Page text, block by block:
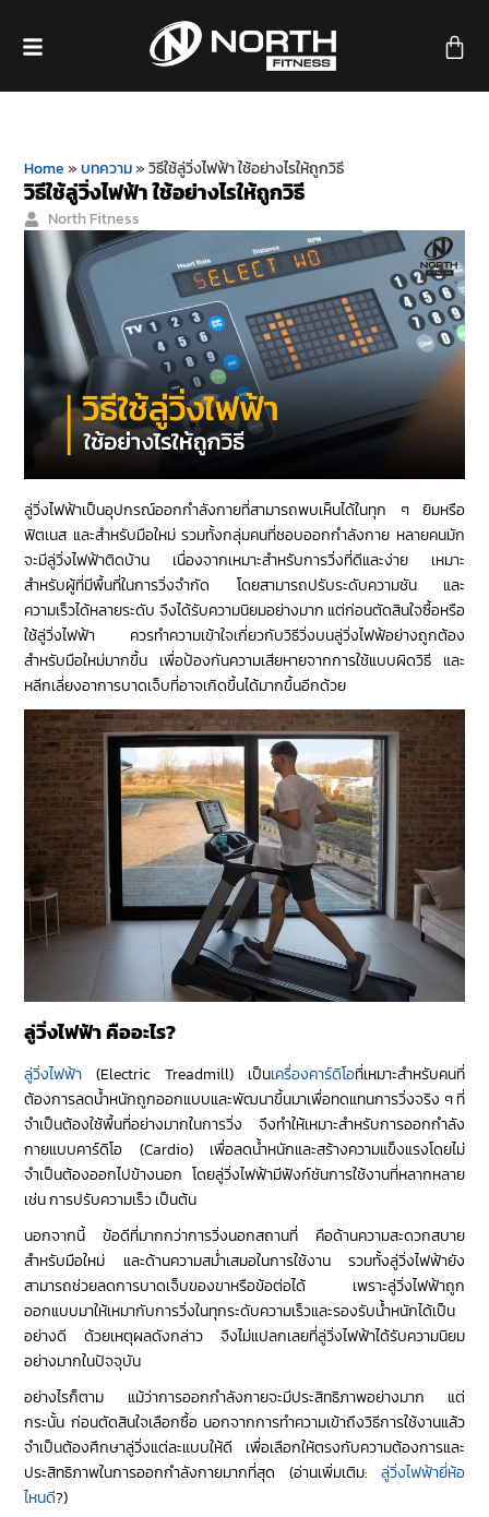
Home »บทความ»วิธีใช้ลู่วิ่งไฟฟ้า ใช้อย่างไรให้ถูกวิธี
วิธีใช้ลู่วิ่งไฟฟ้า ใช้อย่างไรให้ถูกวิธี
North Fitness
ลู่วิ่งไฟฟ้าเป็นอุปกรณ์ออกกำลังกายที่สามารถพบเห็นได้ในทุก ๆ ยิมหรือ
ฟิตเนส และสำหรับมือใหม่ รวมทั้งกลุ่มคนที่ชอบออกกำลังกาย หลายคนมัก
จะมีลู่วิ่งไฟฟ้าติดบ้าน เนื่องจากเหมาะสำหรับการวิ่งที่ดีและง่าย เหมาะ
สำหรับผู้ที่มีพื้นที่ในการวิ่งจำกัด โดยสามารถปรับระดับความชัน และ
ความเร็วได้หลายระดับ จึงได้รับความนิยมอย่างมาก แต่ก่อนตัดสินใจซื้อหรือ
ใช้ลู่วิ่งไฟฟ้า ควรทำความเข้าใจเกี่ยวกับวิธีวิ่งบนลู่วิ่งไฟฟ้อย่างถูกต้อง
สำหรับมือใหม่มากขึ้น เพื่อป้องกันความเสียหายจากการใช้แบบผิดวิธี และ
หลีกเลี่ยงอาการบาดเจ็บที่อาจเกิดขึ้นได้มากขึ้นอีกด้วย
ลู่วิ่งไฟฟ้า คืออะไร?
ลู่วิ่งไฟฟ้า (Electric Treadmill) เป็นเครื่องคาร์ดิโอที่เหมาะสำหรับคนที่
ต้องการลดน้ำหนักถูกออกแบบและพัฒนาขึ้นมาเพื่อทดแทนการวิ่งจริง ๆ ที่
จำเป็นต้องใช้พื้นที่อย่างมากในการวิ่ง จึงทำให้เหมาะสำหรับการออกกำลัง
กายแบบคาร์ดิโอ (Cardio) เพื่อลดน้ำหนักและสร้างความแข็งแรงโดยไม่
จำเป็นต้องออกไปข้างนอก โดยลู่วิ่งไฟฟ้ามีฟังก์ชันการใช้งานที่หลากหลาย
เช่น การปรับความเร็ว เป็นต้น
นอกจากนี้ ข้อดีที่มากกว่าการวิ่งนอกสถานที่ คือด้านความสะดวกสบาย
สำหรับมือใหม่ และด้านความสม่ำเสมอในการใช้งาน รวมทั้งลู่วิ่งไฟฟ้ายัง
สามารถช่วยลดการบาดเจ็บของขาหรือข้อต่อได้ เพราะลู่วิ่งไฟฟ้าถูก
ออกแบบมาให้เหมากับการวิ่งในทุกระดับความเร็วและรองรับน้ำหนักได้เป็น
อย่างดี ด้วยเหตุผลดังกล่าว จึงไม่แปลกเลยที่ลู่วิ่งไฟฟ้าได้รับความนิยม
อย่างมากในปัจจุบัน
อย่างไรก็ตาม แม้ว่าการออกกำลังกายจะมีประสิทธิภาพอย่างมาก แต่
กระนั้น ก่อนตัดสินใจเลือกซื้อ นอกจากการทำความเข้าถึงวิธีการใช้งานแล้ว
จำเป็นต้องศึกษาลู่วิ่งแต่ละแบบให้ดี เพื่อเลือกให้ตรงกับความต้องการและ
ประสิทธิภาพในการออกกำลังกายมากที่สุด (อ่านเพิ่มเติม: ลู่วิ่งไฟฟ้ายี่ห้อ
ไหนดี?)